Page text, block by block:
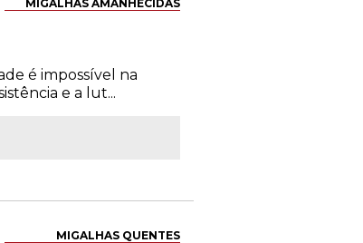
MIGALHAS AMANHECIDAS
é impossível na
e a lut...
MIGALHAS QUENTES